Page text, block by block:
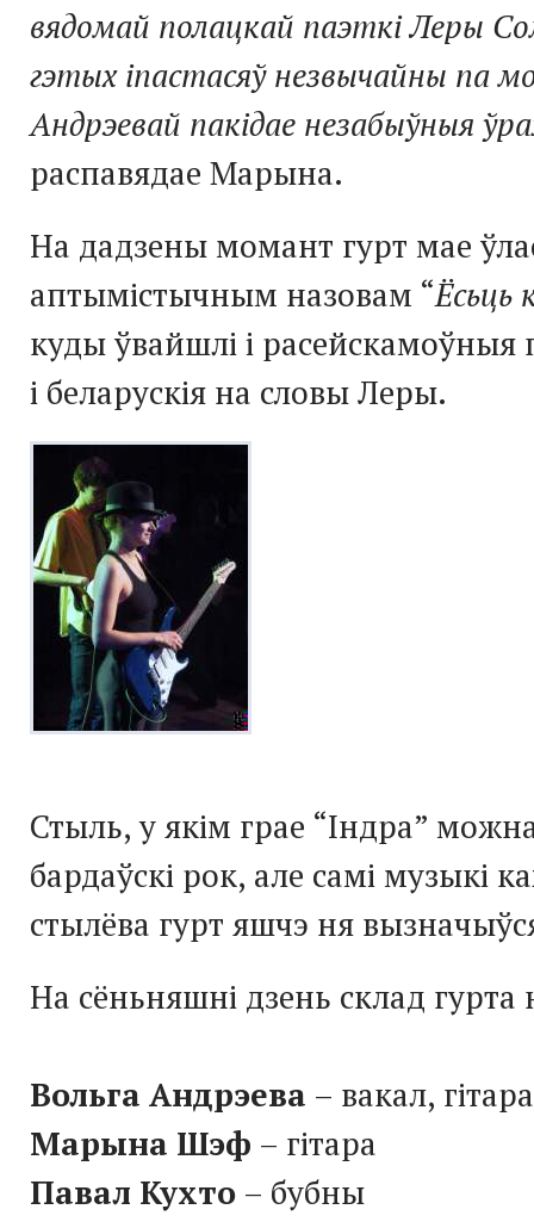
вядомай полацкай паэткі Леры
гэтых іпастасяў незвычайны па
Андрэевай пакідае незабыўныя
распавядае Марына.
На дадзены момант гурт мае
аптымістычным назовам “Ёсьць
куды ўвайшлі і расейскамоўныя
і беларускія на словы Леры.
Стыль, у якім грае “Індра”
бардаўскі рок, але самі музыкі
стылёва гурт яшчэ ня
На сёньняшні дзень склад
Вольга Андрэева – вакал, гітара
Марына Шэф – гітара
Павал Кухто – бубны